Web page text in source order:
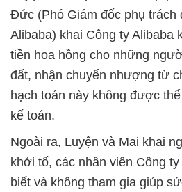
Đức (Phó Giám đốc phụ trách
Alibaba) khai Công ty Alibaba
tiền hoa hồng cho những
đất, nhận chuyển nhượng từ
hạch toán này không được
kế toán.
Ngoài ra, Luyện và Mai khai
khởi tố, các nhân viên Công
biết và không tham gia giúp